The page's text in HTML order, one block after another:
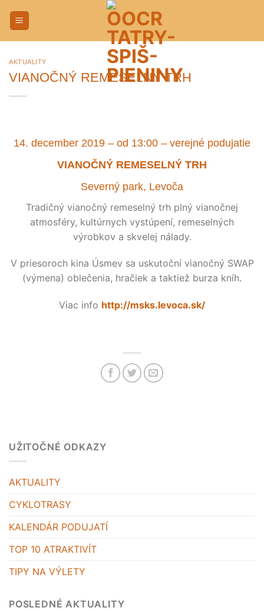
AKTUALITY
VIANOČNÝ REMESELNÝ TRH
14. december 2019 – od 13:00 – verejné podujatie
VIANOČNÝ REMESELNÝ TRH
Severný park, Levoča
Tradičný vianočný remeselný trh plný vianočnej
atmosféry, kultúrnych vystúpení, remeselných
výrobkov a skvelej nálady.
V priesoroch kina Úsmev sa uskutoční vianočný SWAP
(výmena) oblečenia, hračiek a taktiež burza kníh.
Viac info http://msks.levoca.sk/
UŽITOČNÉ ODKAZY
AKTUALITY
CYKLOTRASY
KALENDÁR PODUJATÍ
TOP 10 ATRAKTIVÍT
TIPY NA VÝLETY
POSLEDNÉ AKTUALITY